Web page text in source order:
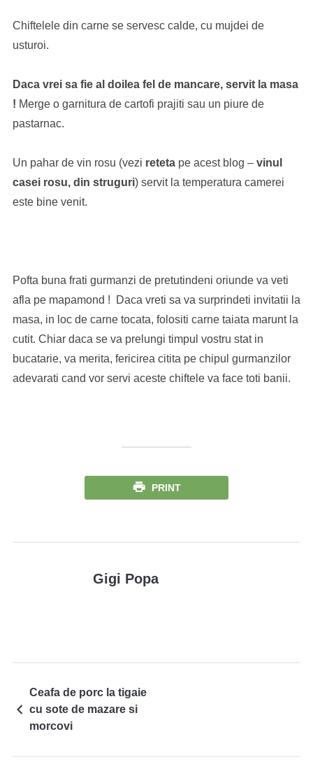
Chiftelele din carne se servesc calde, cu mujdei de
usturoi.
Daca vrei sa fie al doilea fel de mancare, servit la masa
! Merge o garnitura de cartofi prajiti sau un piure de
pastarnac.
Un pahar de vin rosu (vezi retetape acest blog – vinul
casei rosu, din struguri) servit la temperatura camerei
este bine venit.
Pofta buna frati gurmanzi de pretutindeni oriunde va veti
afla pe mapamond ! Daca vreti sa va surprindeti invitatii la
masa, in loc de carne tocata, folositi carne taiata marunt la
cutit. Chiar daca se va prelungi timpul vostru stat in
bucatarie, va merita, fericirea citita pe chipul gurmanzilor
adevarati cand vor servi aceste chiftele va face toti banii.
PRINT
Gigi Popa
Ceafa de porc la tigaie
cu sote de mazare si
morcovi